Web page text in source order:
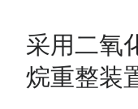
采用二氧
烷重整装